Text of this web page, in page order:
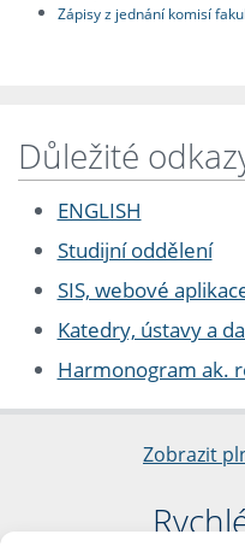
Zápisy z jednání komisí
Důležité
ENGLISH
Studijní oddělení
SIS, webové
Katedry, ústavy a
Harmonogram ak.
Zobrazit